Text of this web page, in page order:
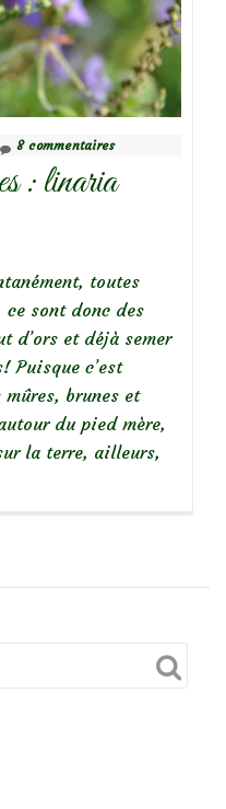
8 commentaires
: linaria
toutes
ce sont donc des
d’ors et déjà semer
Puisque c’est
brunes et
du pied mère,
la terre, ailleurs,